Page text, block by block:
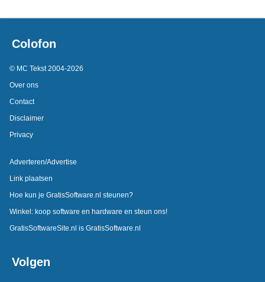
Colofon
© MC Tekst 2004-2026
Over ons
Contact
Disclaimer
Privacy
Adverteren/Advertise
Link plaatsen
Hoe kun je GratisSoftware.nl steunen?
Winkel: koop software en hardware en steun ons!
GratisSoftwareSite.nl is GratisSoftware.nl
Volgen